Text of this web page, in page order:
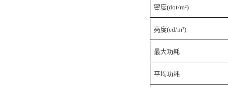
密度(dot/m²)
亮度(cd/m²)
最大功耗
平均功耗